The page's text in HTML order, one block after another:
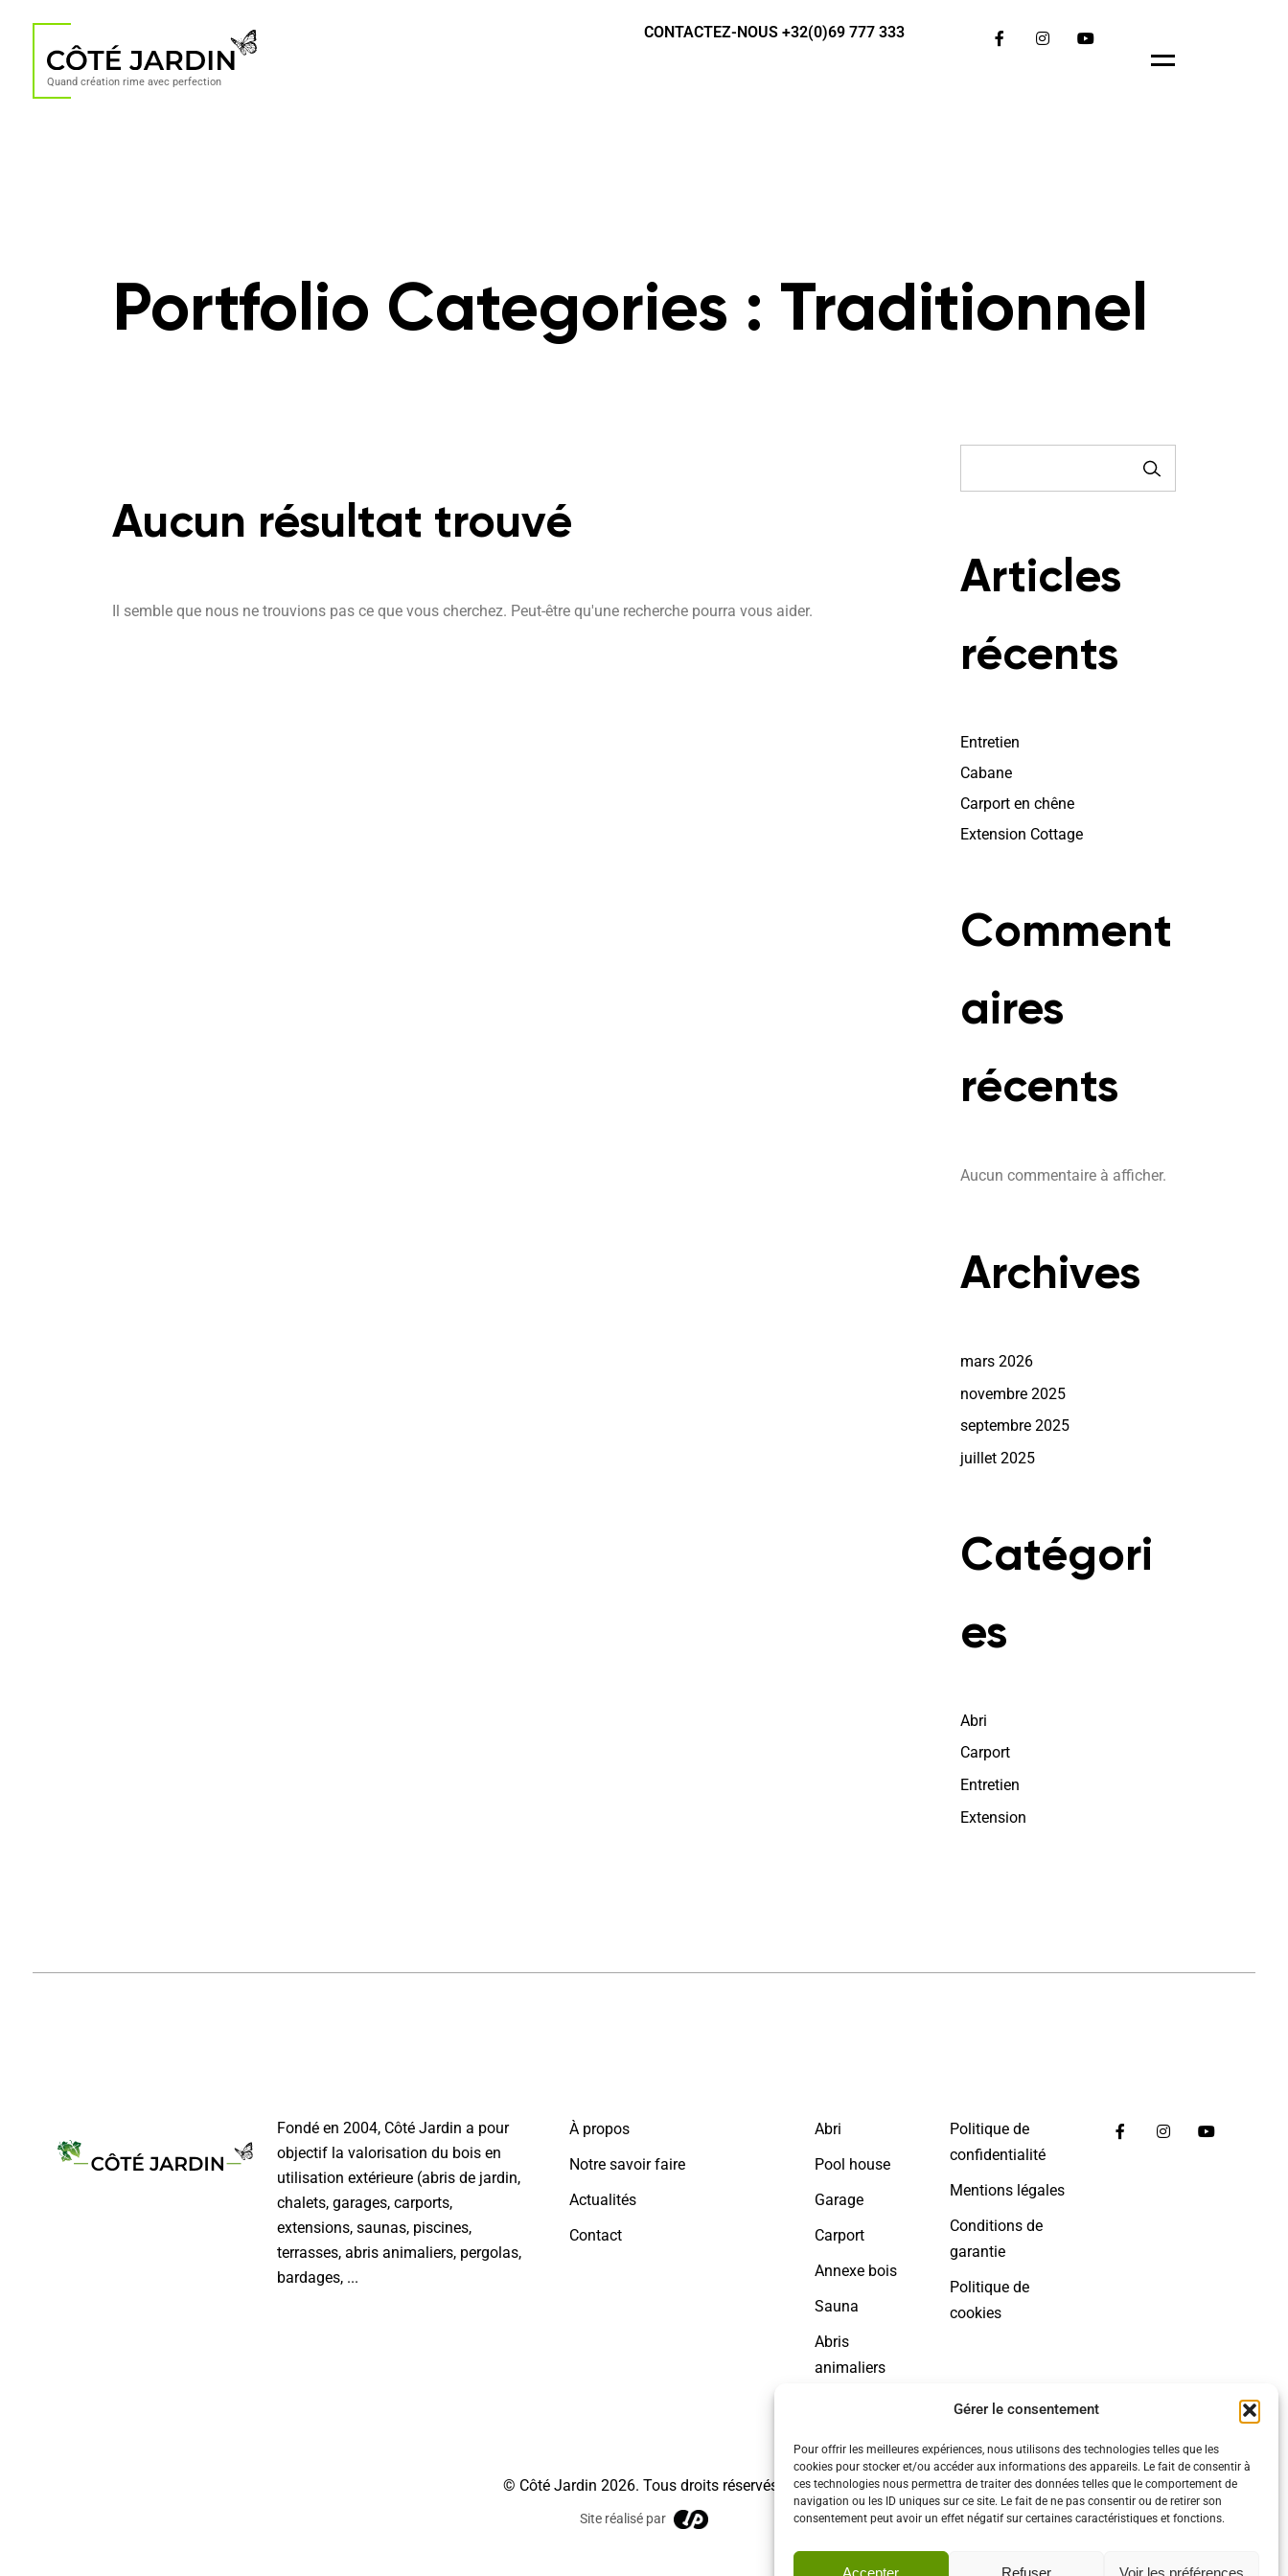
Gérer le consentement
Pour offrir les meilleures expériences, nous utilisons des technologies telles que les
cookies pour stocker et/ou accéder aux informations des appareils. Le fait de consentir à
ces technologies nous permettra de traiter des données telles que le comportement de
navigation ou les ID uniques sur ce site. Le fait de ne pas consentir ou de retirer son
consentement peut avoir un effet négatif sur certaines caractéristiques et fonctions.
Accepter Refuser Voir les préférences
Quand création rime avec perfection
CONTACTEZ-NOUS +32(0)69 777 333
Menu
Portfolio Categories : Traditionnel
Aucun résultat trouvé
Il semble que nous ne trouvions pas ce que vous cherchez. Peut-être qu'une recherche pourra vous aider.
Articles
récents
Entretien
Cabane
Carport en chêne
Extension Cottage
Comment
aires
récents
Aucun commentaire à afficher.
Archives
mars 2026
novembre 2025
septembre 2025
juillet 2025
Catégori
es
Abri
Carport
Entretien
Extension
Fondé en 2004, Côté Jardin a pour
objectif la valorisation du bois en
utilisation extérieure (abris de jardin,
chalets, garages, carports,
extensions, saunas, piscines,
terrasses, abris animaliers, pergolas,
bardages, ...
À propos
Notre savoir faire
Actualités
Contact
Abri
Pool house
Garage
Carport
Annexe bois
Sauna
Abris
animaliers
Politique de
confidentialité
Mentions légales
Conditions de
garantie
Politique de
cookies
© Côté Jardin 2026. Tous droits réservés.
Site réalisé par